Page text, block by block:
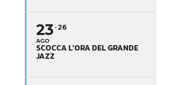
23
AGO
26
SCOCCA L’ORA DEL GRANDE
JAZZ